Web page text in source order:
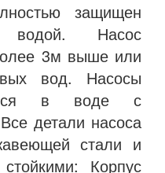
защищен
Насос
3м выше или
вод. Насосы
в воде с
детали насоса
стали и
Корпус